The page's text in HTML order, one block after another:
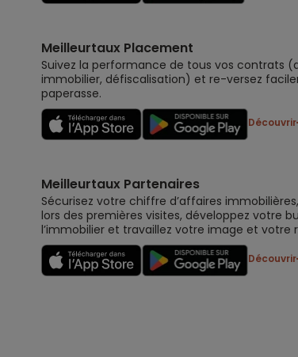
Meilleurtaux Placement
Suivez la performance de tous vos contrats
immobilier, défiscalisation) et re-versez
paperasse.
Découvrir
Meilleurtaux Partenaires
Sécurisez votre chiffre d’affaires
lors des premières visites, développez votre
l’immobilier et travaillez votre image et votre
Découvrir